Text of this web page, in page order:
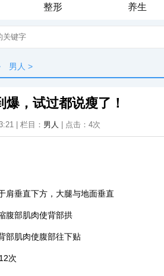
整形 养生
男人 >
爆，试过都说瘦了！
| 栏目： 男人 | 点击： 4次
垂直下方，大腿与地面垂直
部肌肉使背部拱
肌肉使腹部往下贴
次